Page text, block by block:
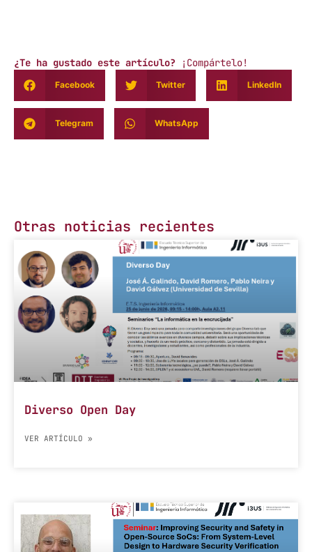
¿Te ha gustado este artículo? ¡Compártelo!
Facebook Twitter LinkedIn
Telegram WhatsApp
Otras noticias recientes
Diverso Open Day
VER ARTÍCULO »